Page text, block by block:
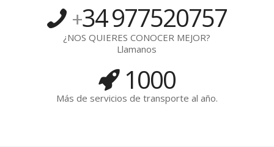
+34977520757
¿NOS QUIERES CONOCER MEJOR?
Llamanos
1000
Más de servicios de transporte al año.